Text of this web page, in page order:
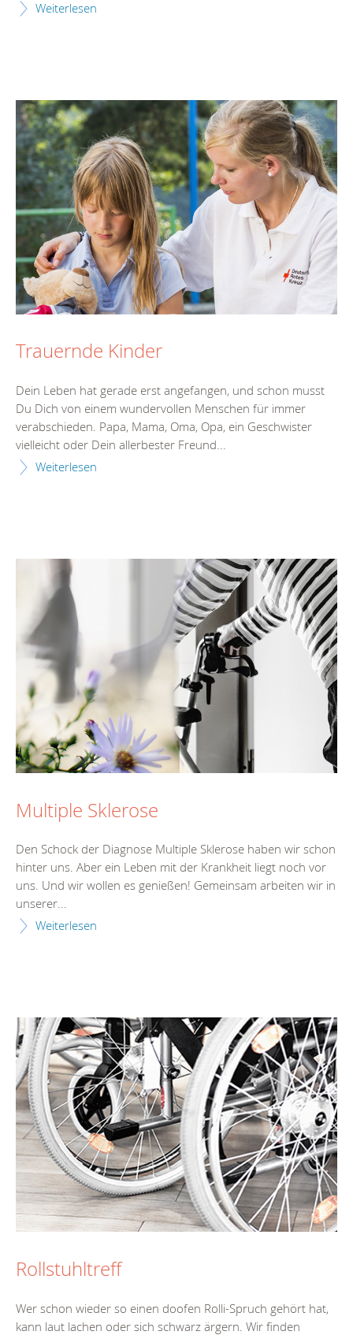
Weiterlesen
Trauernde Kinder
Dein Leben hat gerade erst angefangen, und schon musst
Du Dich von einem wundervollen Menschen für immer
verabschieden. Papa, Mama, Oma, Opa, ein Geschwister
vielleicht oder Dein allerbester Freund...
Weiterlesen
Multiple Sklerose
Den Schock der Diagnose Multiple Sklerose haben wir schon
hinter uns. Aber ein Leben mit der Krankheit liegt noch vor
uns. Und wir wollen es genießen! Gemeinsam arbeiten wir in
unserer...
Weiterlesen
Rollstuhltreff
Wer schon wieder so einen doofen Rolli-Spruch gehört hat,
kann laut lachen oder sich schwarz ärgern. Wir finden